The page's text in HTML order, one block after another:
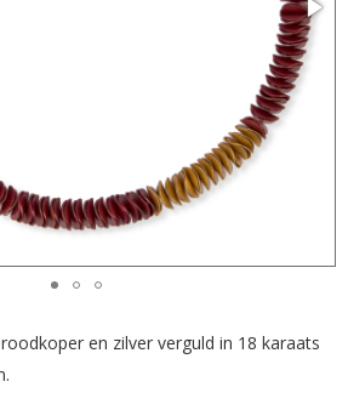
en zilver verguld in 18 karaats